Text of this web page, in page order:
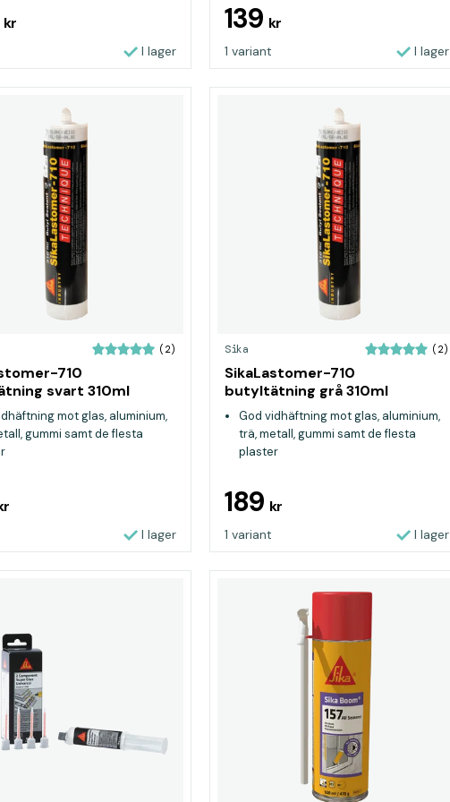
kr
I lager
139 kr
1 variant I lager
(2)
710
svart 310ml
mot glas, aluminium,
gummi samt de flesta
I lager
Sika (2)
SikaLastomer-710
butyltätning grå 310ml
God vidhäftning mot glas, aluminium,
trä, metall, gummi samt de flesta
plaster
189 kr
1 variant I lager